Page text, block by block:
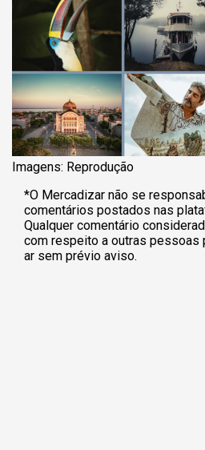
Imagens: Reprodução
*O Mercadizar não se
comentários postados nas
Qualquer comentário
com respeito a outras pessoas
ar sem prévio aviso.